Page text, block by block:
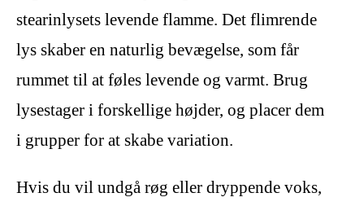
stearinlysets levende flamme. Det flimrende
lys skaber en naturlig bevægelse, som får
rummet til at føles levende og varmt. Brug
lysestager i forskellige højder, og placer dem
i grupper for at skabe variation.
Hvis du vil undgå røg eller dryppende voks,